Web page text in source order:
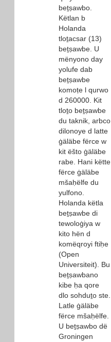
beṯṣawbo.
Këtlan b
Holanda
tloṯacsar (13)
beṯṣawbe. U
mënyono day
yolufe dab
beṯṣawbe
komoṭe l qurwo
d 260000. Kit
tloṯo beṯṣawbe
du taknik, arbco
dilonoye d latte
ġäläbe fërce w
kit ëšto ġäläbe
rabe. Hani këtte
fërce ġäläbe
mšaḥëlfe du
yulfono.
Holanda këtla
beṯṣawbe di
tewoloġiya w
kito hën d
komëqroyi ftiḥe
(Open
Universiteit). Bu
beṯṣawbano
kibe ḥa qore
dlo sohduṯo ste.
Latle ġäläbe
fërce mšaḥëlfe.
U beṯṣawbo dë
Groningen